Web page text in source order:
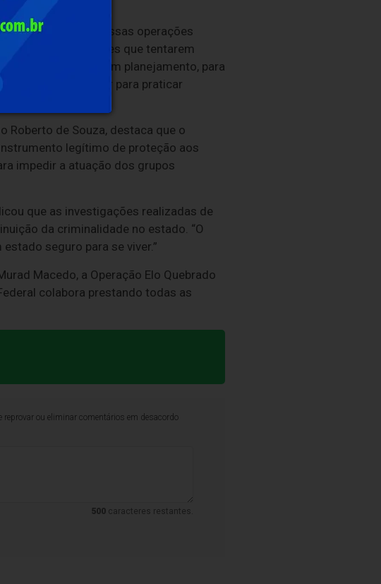
Rogério Greco, essas operações
é que as facções que tentarem
maior estão em planejamento, para
não é um bom lugar para praticar
Roberto de Souza, destaca que o
legítimo de proteção aos
impedir a atuação dos grupos
que as investigações realizadas de
da criminalidade no estado. “O
seguro para se viver.”
Macedo, a Operação Elo Quebrado
colabora prestando todas as
reprovar ou eliminar comentários em desacordo
500 caracteres restantes.